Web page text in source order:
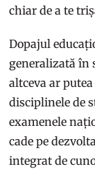
chiar de a te
Dopajul
generalizată în
altceva ar
disciplinele de
examenele
cade pe
integrat de